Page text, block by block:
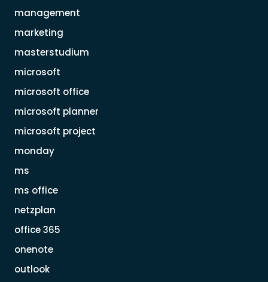
management
marketing
masterstudium
microsoft
microsoft office
microsoft planner
microsoft project
monday
ms
ms office
netzplan
office 365
onenote
outlook